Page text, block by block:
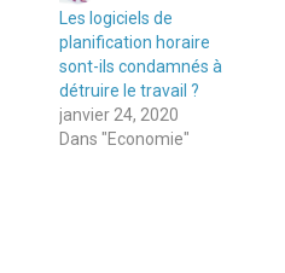
Les logiciels de
planification horaire
sont-ils condamnés à
détruire le travail ?
janvier 24, 2020
Dans "Economie"